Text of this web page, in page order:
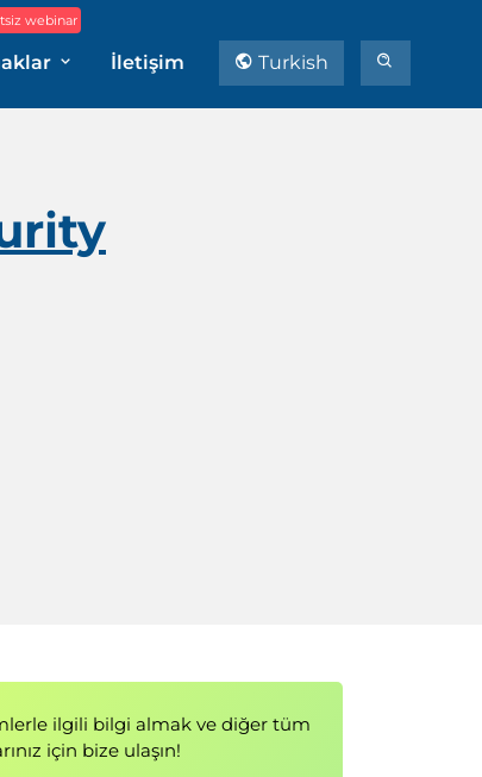
webinar
İletişim Turkish
ilgili bilgi almak ve diğer tüm
için bize ulaşın!